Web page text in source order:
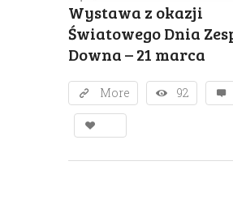
Wystawa z okazji
Światowego Dnia
Downa – 21 marca
More 92